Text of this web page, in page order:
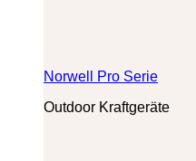
Norwell Pro Serie
Outdoor Kraftgeräte